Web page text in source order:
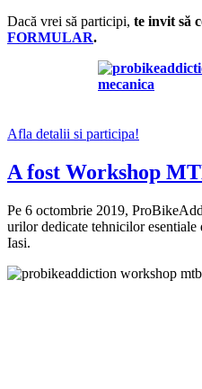
Dacă vrei să participi, te invit să
FORMULAR.
Afla detalii si participa!
A fost Workshop
Pe 6 octombrie 2019,
urilor dedicate tehnicilor
Iasi.